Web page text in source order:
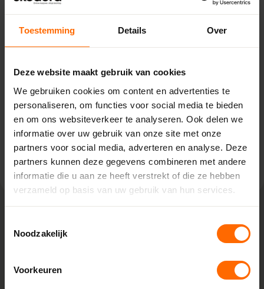
Toestemming Details Over
Deze website maakt gebruik van cookies
We gebruiken cookies om content en advertenties te
personaliseren, om functies voor social media te bieden
en om ons websiteverkeer te analyseren. Ook delen we
informatie over uw gebruik van onze site met onze
partners voor social media, adverteren en analyse. Deze
partners kunnen deze gegevens combineren met andere
informatie die u aan ze heeft verstrekt of die ze hebben
verzameld op basis van uw gebruik van hun services.
Noodzakelijk
Voorkeuren
Eibergen – Witzand
0513335000
eibergen@skodora.nl
Selecteren als mijn vestiging
Bekijk vestiging info
Lokaal geproduceerd in onze eigen
Bij Skodora bestel je kunststof kozijnen rechtstreeks bij de
bron, zonder tussenhandelaren. Met onze fabrieken in